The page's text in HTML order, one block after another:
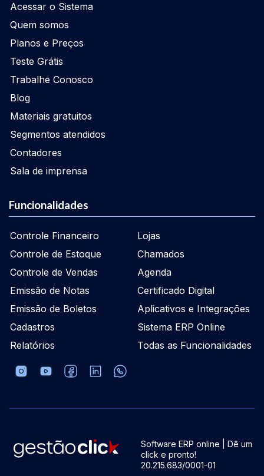
Acessar o Sistema
Quem somos
Planos e Preços
Teste Grátis
Trabalhe Conosco
Blog
Materiais gratuitos
Segmentos atendidos
Contadores
Sala de imprensa
Funcionalidades
Controle Financeiro
Controle de Estoque
Controle de Vendas
Emissão de Notas
Emissão de Boletos
Cadastros
Relatórios
Lojas
Chamados
Agenda
Certificado Digital
Aplicativos e Integrações
Sistema ERP Online
Todas as Funcionalidades
Software ERP online | Dê um
click e pronto!
20.215.683/0001-01